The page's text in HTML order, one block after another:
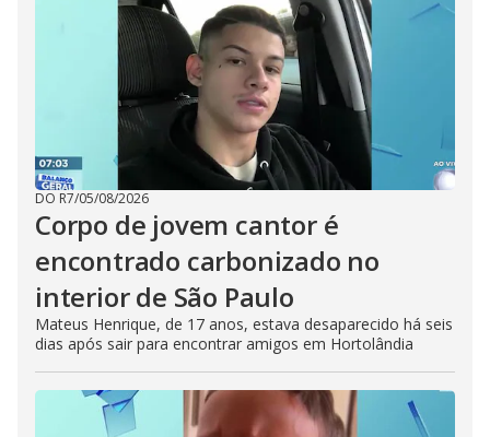
DO R7/05/08/2026
Corpo de jovem cantor é
encontrado carbonizado no
interior de São Paulo
Mateus Henrique, de 17 anos, estava desaparecido há seis
dias após sair para encontrar amigos em Hortolândia